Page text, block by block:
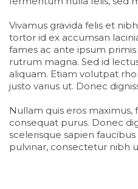
Vivamus gravida felis et
tortor id ex accumsan
fames ac ante ipsum
rutrum magna. Sed id
aliquam. Etiam volutpat
justo varius ut. Donec
Nullam quis eros maximus,
consequat purus. Donec
scelerisque sapien
pulvinar, consectetur nibh